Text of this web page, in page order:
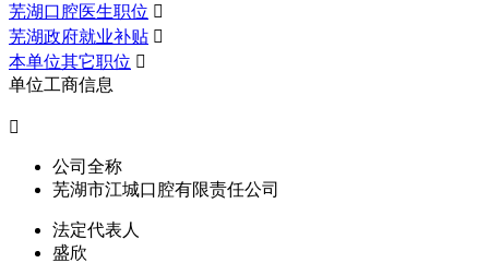
芜湖口腔医生职位 
芜湖政府就业补贴 
本单位其它职位 
单位工商信息

公司全称
芜湖市江城口腔有限责任公司
法定代表人
盛欣